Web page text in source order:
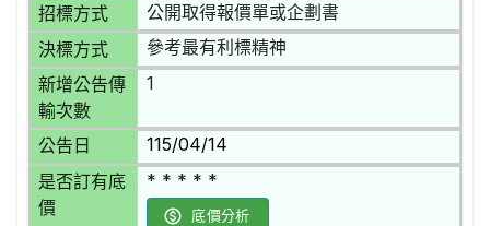
招標方式
公開取得報價單或企劃書
決標方式 參考最有利標精神
新增公告傳
輸次數
1
公告日 115/04/14
是否訂有底
價
* * * * *
底價分析